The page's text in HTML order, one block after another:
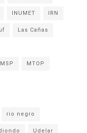
INUMET IRN
Las Cañas
MSP MTOP
rio negro
Udelar